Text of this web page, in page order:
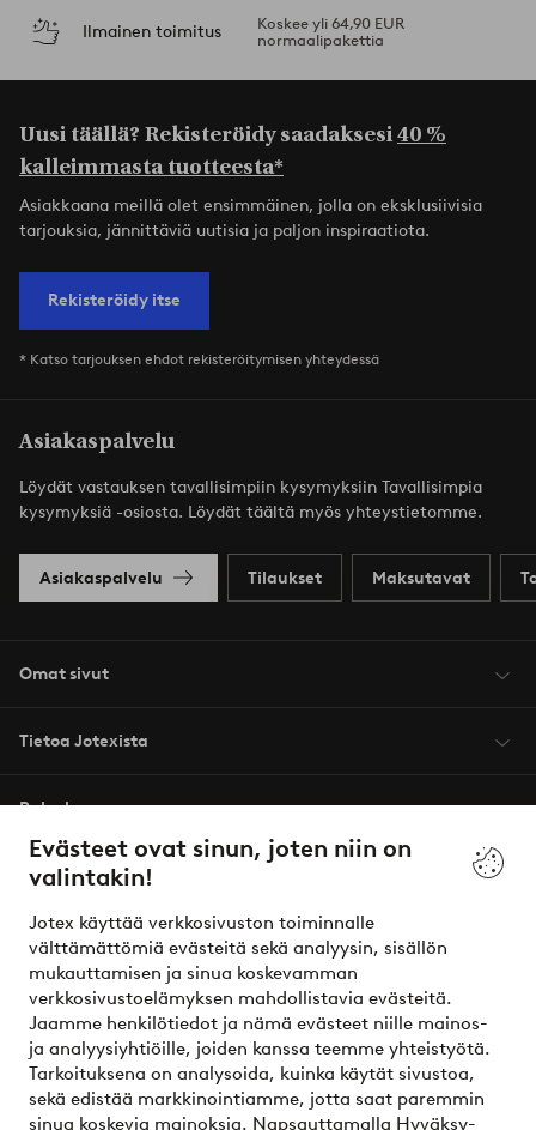
Evästeet ovat sinun, joten niin on
valintakin!
Jotex käyttää verkkosivuston toiminnalle
välttämättömiä evästeitä sekä analyysin, sisällön
mukauttamisen ja sinua koskevamman
verkkosivustoelämyksen mahdollistavia evästeitä.
Jaamme henkilötiedot ja nämä evästeet niille mainos-
ja analyysiyhtiöille, joiden kanssa teemme yhteistyötä.
Tarkoituksena on analysoida, kuinka käytät sivustoa,
sekä edistää markkinointiamme, jotta saat paremmin
sinua koskevia mainoksia. Napsauttamalla Hyväksy-
Ilmainen toimitus
Koskee yli 64,90 EUR
normaalipakettia
Uusi täällä? Rekisteröidy saadaksesi40 %
kalleimmasta tuotteesta*
Asiakkaana meillä olet ensimmäinen, jolla on eksklusiivisia
tarjouksia, jännittäviä uutisia ja paljon inspiraatiota.
Rekisteröidy itse
* Katso tarjouksen ehdot rekisteröitymisen yhteydessä
Asiakaspalvelu
Löydät vastauksen tavallisimpiin kysymyksiin Tavallisimpia
kysymyksiä -osiosta. Löydät täältä myös yhteystietomme.
Asiakaspalvelu Tilaukset Maksutavat
Omat sivut
Tietoa Jotexista
Palvelumme
Ehdot
Ystävät
Turvalliset maksut – maksa nyt tai erissä
Haluatko tietää lisää maksuvaihtoehdoistamme?
elpy